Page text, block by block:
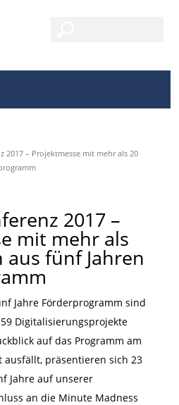
2017 – Projektmesse mit mehr als 20
2017 –
mit mehr als
aus fünf Jahren
Jahre Förderprogramm sind
Digitalisierungsprojekte
auf das Programm am
ausfällt, präsentieren sich 23
Jahre auf unserer
an die Minute Madness